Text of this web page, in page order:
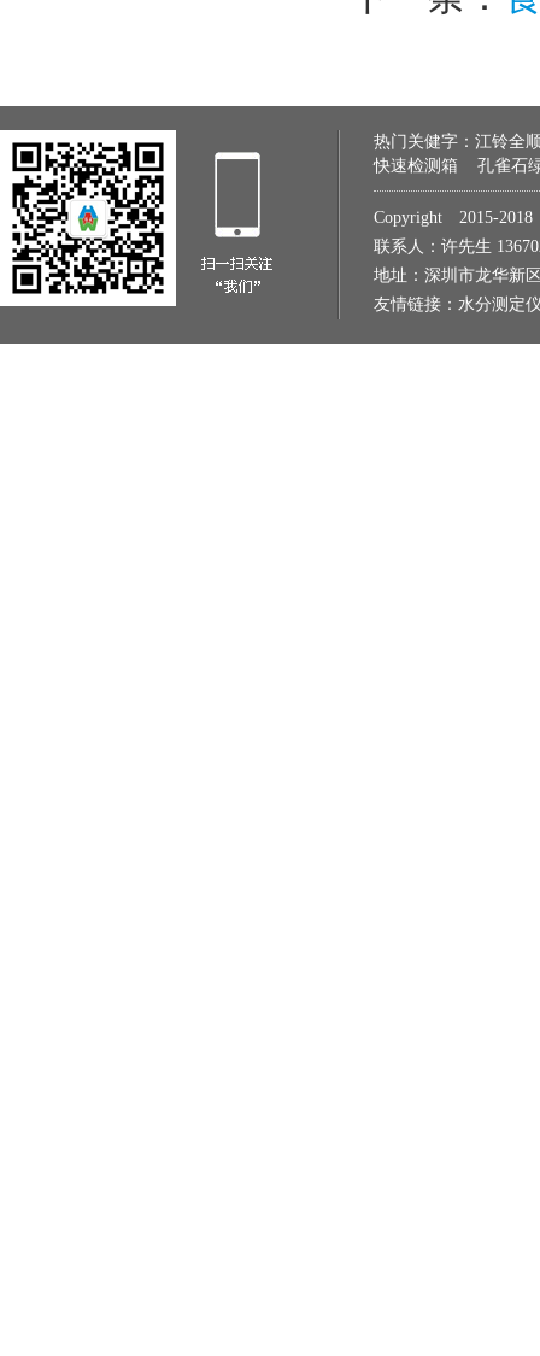
热门关健字： 江铃全
快速检测箱
孔雀石
Copyright 2015-
联系人：许先生
地址：深圳市龙华新
友情链接： 水分测定